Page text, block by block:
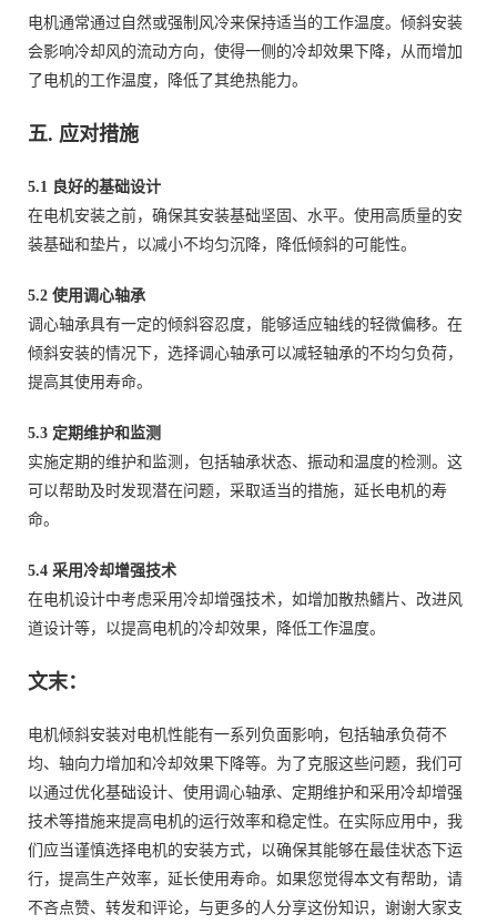
电机通常通过自然或强制风冷来保持适当的工作温度。倾斜安装
会影响冷却风的流动方向，使得一侧的冷却效果下降，从而增加
了电机的工作温度，降低了其绝热能力。
五. 应对措施
5.1 良好的基础设计
在电机安装之前，确保其安装基础坚固、水平。使用高质量的安
装基础和垫片，以减小不均匀沉降，降低倾斜的可能性。
5.2 使用调心轴承
调心轴承具有一定的倾斜容忍度，能够适应轴线的轻微偏移。在
倾斜安装的情况下，选择调心轴承可以减轻轴承的不均匀负荷，
提高其使用寿命。
5.3 定期维护和监测
实施定期的维护和监测，包括轴承状态、振动和温度的检测。这
可以帮助及时发现潜在问题，采取适当的措施，延长电机的寿
命。
5.4 采用冷却增强技术
在电机设计中考虑采用冷却增强技术，如增加散热鳍片、改进风
道设计等，以提高电机的冷却效果，降低工作温度。
文末：
电机倾斜安装对电机性能有一系列负面影响，包括轴承负荷不
均、轴向力增加和冷却效果下降等。为了克服这些问题，我们可
以通过优化基础设计、使用调心轴承、定期维护和采用冷却增强
技术等措施来提高电机的运行效率和稳定性。在实际应用中，我
们应当谨慎选择电机的安装方式，以确保其能够在最佳状态下运
行，提高生产效率，延长使用寿命。如果您觉得本文有帮助，请
不吝点赞、转发和评论，与更多的人分享这份知识，谢谢大家支